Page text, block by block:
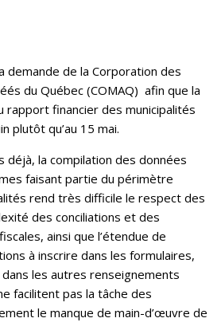
demande de la Corporation des
du Québec (COMAQ) afin que la
rapport financier des municipalités
plutôt qu’au 15 mai.
déjà, la compilation des données
faisant partie du périmètre
rend très difficile le respect des
des conciliations et des
ainsi que l’étendue de
à inscrire dans les formulaires,
les autres renseignements
facilitent pas la tâche des
le manque de main-d’œuvre de